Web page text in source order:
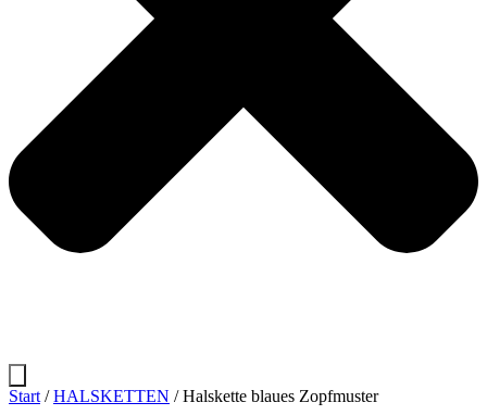
Start /HALSKETTEN / Halskette blaues Zopfmuster